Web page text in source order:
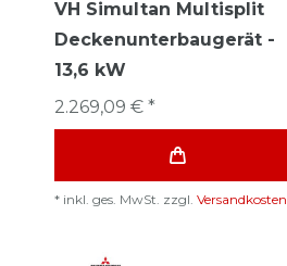
VH Simultan Multisplit
Deckenunterbaugerät -
13,6 kW
2.269,09 € *
* inkl. ges. MwSt. zzgl. Versandkosten